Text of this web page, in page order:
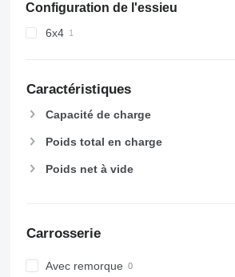
Configuration de l'essieu
6x4
Caractéristiques
Capacité de charge
Poids total en charge
Poids net à vide
Carrosserie
Avec remorque